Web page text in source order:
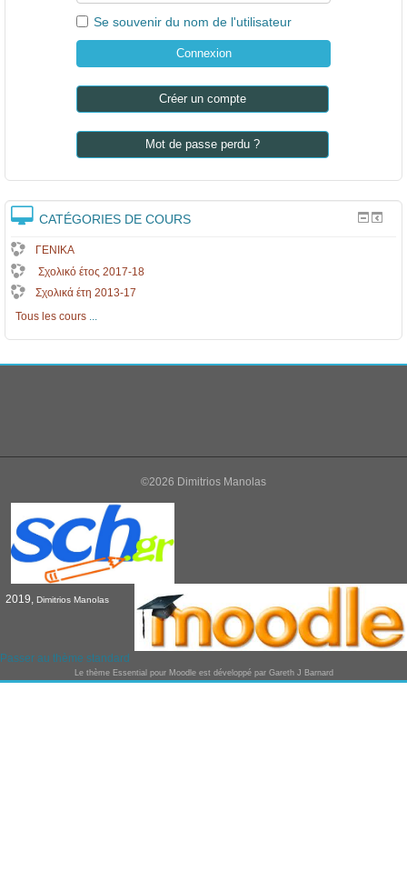
Se souvenir du nom de l'utilisateur
Créer un compte
Mot de passe perdu ?
CATÉGORIES DE COURS
ΓΕΝΙΚΑ
Σχολικό έτος 2017-18
Σχολικά έτη 2013-17
Tous les cours ...
©2026 Dimitrios Manolas
2019, Dimitrios Manolas
Passer au thème standard
Le thème Essential pour Moodle est développé par Gareth J Barnard